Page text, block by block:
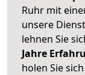
Ruhr mit
unsere
lehnen Sie
Jahre
holen Sie